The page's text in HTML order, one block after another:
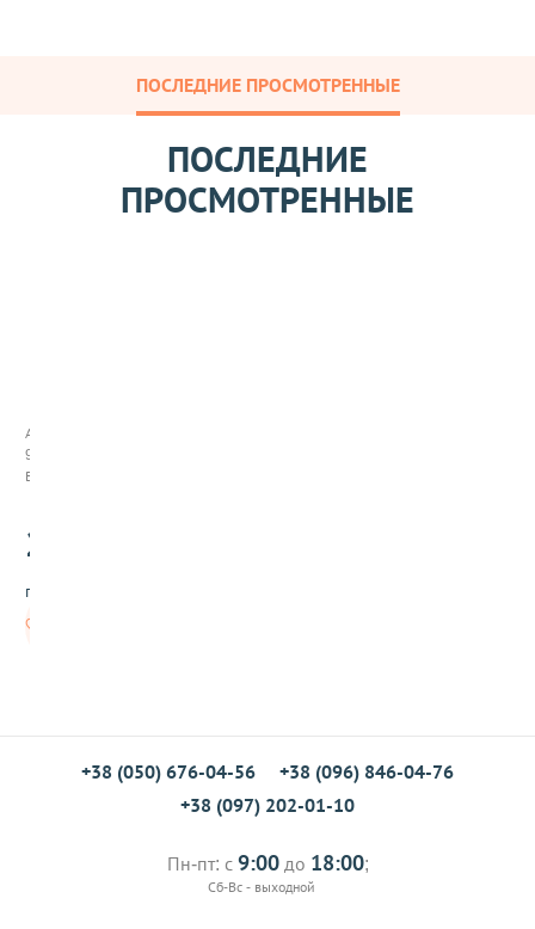
ПОСЛЕДНИЕ ПРОСМОТРЕННЫЕ
ПОСЛЕДНИЕ
ПРОСМОТРЕННЫЕ
е
х
о
и
к
л
я
Арт:
91001
В наличии
27
грн/шт
+38 (050) 676-04-56
+38 (096) 846-04-76
+38 (097) 202-01-10
Пн-пт: с 9:00до 18:00;
Сб-Вс - выходной